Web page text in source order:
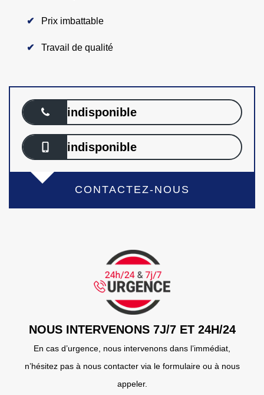
Prix imbattable
Travail de qualité
indisponible
indisponible
CONTACTEZ-NOUS
NOUS INTERVENONS 7J/7 ET 24H/24
En cas d’urgence, nous intervenons dans l’immédiat,
n’hésitez pas à nous contacter via le formulaire ou à nous
appeler.